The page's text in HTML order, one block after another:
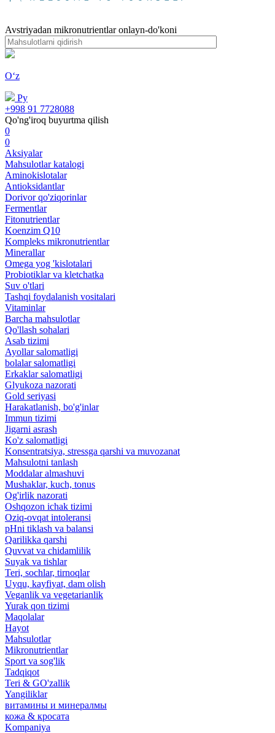
Avstriyadan mikronutrientlar onlayn-do'koni
Oʻz
Ру
+998 91 7728088
Qo'ng'iroq buyurtma qilish
0
0
Aksiyalar
Mahsulotlar katalogi
Aminokislotalar
Antioksidantlar
Dorivor qo'ziqorinlar
Fermentlar
Fitonutrientlar
Koenzim Q10
Kompleks mikronutrientlar
Minerallar
Omega yog 'kislotalari
Probiotiklar va kletchatka
Suv o'tlari
Tashqi foydalanish vositalari
Vitaminlar
Barcha mahsulotlar
Qo'llash sohalari
Asab tizimi
Ayollar salomatligi
bolalar salomatligi
Erkaklar salomatligi
Glyukoza nazorati
Gold seriyasi
Harakatlanish, bo'g'inlar
Immun tizimi
Jigarni asrash
Ko'z salomatligi
Konsentratsiya, stressga qarshi va muvozanat
Mahsulotni tanlash
Moddalar almashuvi
Mushaklar, kuch, tonus
Og'irlik nazorati
Oshqozon ichak tizimi
Oziq-ovqat intoleransi
pHni tiklash va balansi
Qarilikka qarshi
Quvvat va chidamlilik
Suyak va tishlar
Teri, sochlar, tirnoqlar
Uyqu, kayfiyat, dam olish
Veganlik va vegetarianlik
Yurak qon tizimi
Maqolalar
Hayot
Mahsulotlar
Mikronutrientlar
Sport va sog'lik
Tadqiqot
Teri & GO'zallik
Yangiliklar
витамины и минералмы
кожа & кросата
Kompaniya